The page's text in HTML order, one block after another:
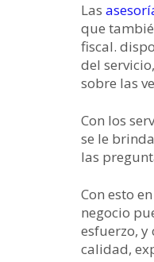
Las
que
fiscal.
del
sobre las
Con los
se le
las
Con esto
negocio
esfuerzo,
calidad,